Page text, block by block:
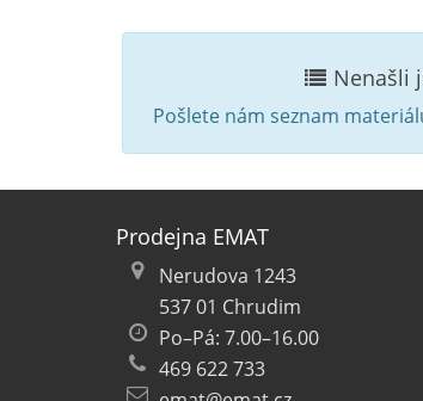
Nenašli
Pošlete nám seznam
Prodejna EMAT
Nerudova 1243
537 01 Chrudim
Po–Pá: 7.00–16.00
469 622 733